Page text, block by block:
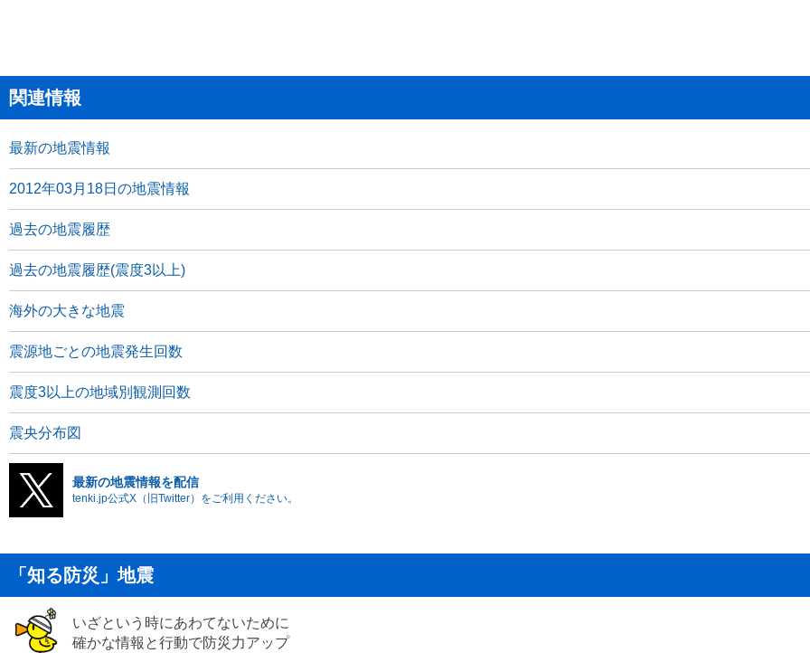
関連情報
最新の地震情報
2012年03月18日の地震情報
過去の地震履歴
過去の地震履歴(震度3以上)
海外の大きな地震
震源地ごとの地震発生回数
震度3以上の地域別観測回数
震央分布図
最新の地震情報を配信
tenki.jp公式X（旧Twitter）をご利用ください。
「知る防災」地震
いざという時にあわてないために
確かな情報と行動で防災力アップ